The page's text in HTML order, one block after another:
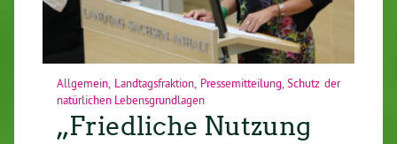
Allgemein Landtagsfraktion, Pressemitteilung ,Schutz der
natürlichen Lebensgrundlagen
„Friedliche Nutzung